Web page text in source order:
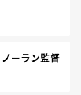
ーラン監督